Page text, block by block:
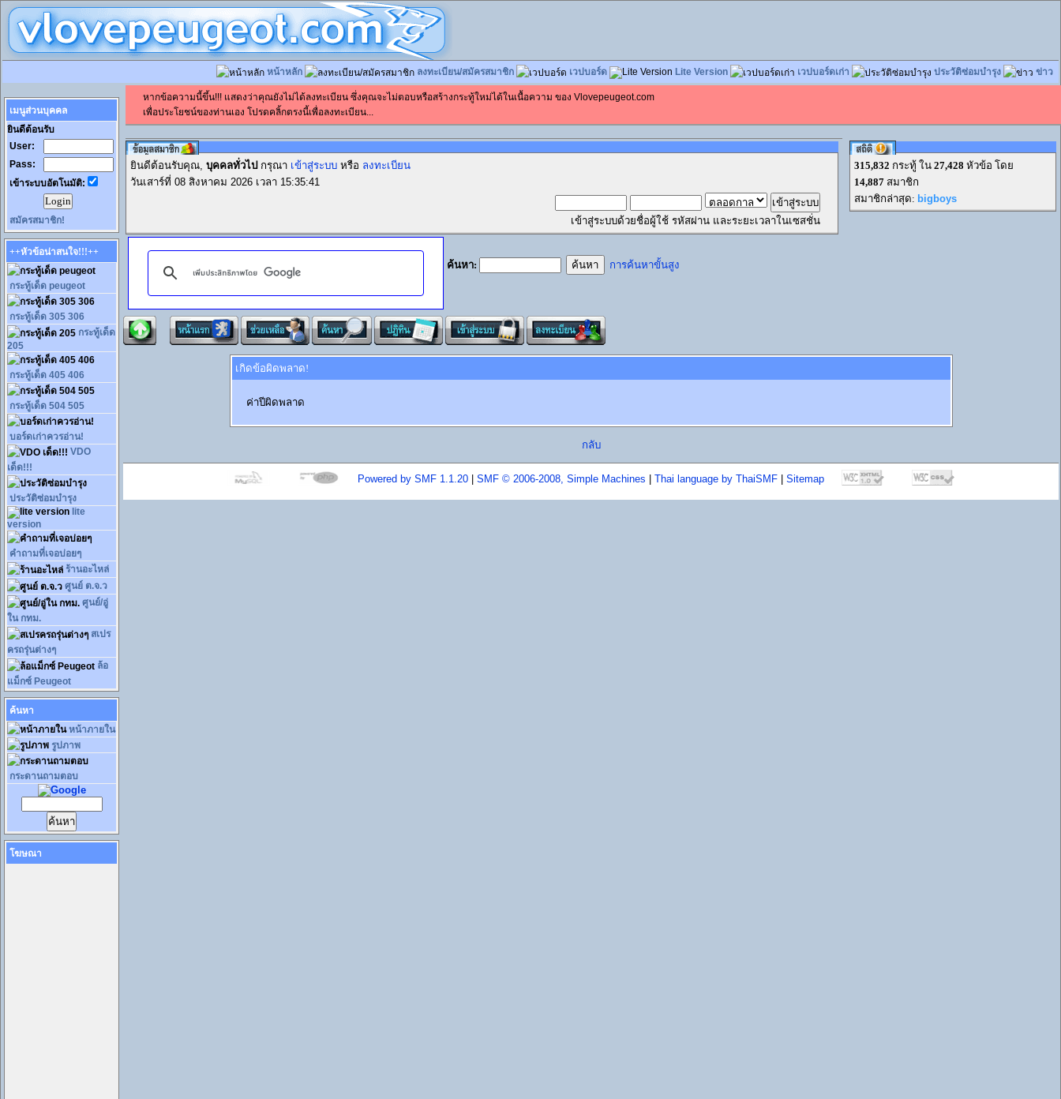
หน้าหลัก ลงทะเบียน/สมัครสมาชิก เวปบอร์ด Lite Version เวปบอร์ดเก่า ประวัติซ่อมบำรุง ข่าว
เมนูส่วนบุคคล
ยินดีต้อนรับ
User:
Pass:
เข้าระบบอัตโนมัติ:
สมัครสมาชิก!
++หัวข้อน่าสนใจ!!!++
กระทู้เด็ด peugeot
กระทู้เด็ด 305 306
กระทู้เด็ด
205
กระทู้เด็ด 405 406
กระทู้เด็ด 504 505
บอร์ดเก่าควรอ่าน!
VDO
เด็ด!!!
ประวัติซ่อมบำรุง
lite
version
คำถามที่เจอบ่อยๆ
ร้านอะไหล่
ศูนย์ ต.จ.ว
ศูนย์/อู่
ใน กทม.
สเปร
ครถรุ่นต่างๆ
ล้อ
แม็กซ์ Peugeot
ค้นหา
หน้าภายใน
รูปภาพ
กระดานถามตอบ
โฆษณา
หากข้อความนี้ขึ้น!!! แสดงว่าคุณยังไม่ได้ลงทะเบียน ซึ่งคุณจะไม่ตอบหรือสร้างกระทู้ใหม่ได้ในเนื้อความ ของ Vlovepeugeot.com
เพื่อประโยชน์ของท่านเอง โปรดคลิ้กตรงนี้เพื่อลงทะเบียน...
ยินดีต้อนรับคุณ, บุคคลทั่วไป กรุณา เข้าสู่ระบบ หรือ ลงทะเบียน
วันเสาร์ที่ 08 สิงหาคม 2026 เวลา 15:35:41
เข้าสู่ระบบด้วยชื่อผู้ใช้ รหัสผ่าน และระยะเวลาในเซสชั่น
ค้นหา: การค้นหาขั้นสูง
315,832 กระทู้ ใน 27,428 หัวข้อ โดย
14,887 สมาชิก
สมาชิกล่าสุด: bigboys
เกิดข้อผิดพลาด!
ค่าปีผิดพลาด
กลับ
Powered by SMF 1.1.20 SMF © 2006-2008, Simple Machines Thai language by ThaiSMF Sitemap